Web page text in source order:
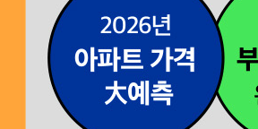
이 주도하는 서울 상권 트렌드
내 호텔에서 골목까지｜여행 열기로 되살
K-문화 그리고 서울의 재발견
·신당·약수: 핫플 트라이앵글｜확장하
2026년 글로벌 키워드: 한국인